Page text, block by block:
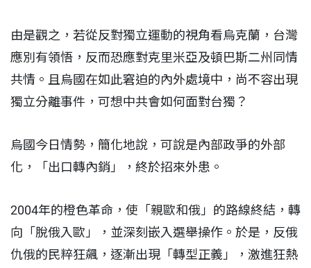
由是觀之，若從反對獨立運動的視角看烏克蘭，台灣
應別有領悟，反而恐應對克里米亞及頓巴斯二州同情
共情。且烏國在如此窘迫的內外處境中，尚不容出現
獨立分離事件，可想中共會如何面對台獨？
烏國今日情勢，簡化地說，可說是內部政爭的外部
化，「出口轉內銷」，終於招來外患。
2004年的橙色革命，使「親歐和俄」的路線終結，轉
向「脫俄入歐」，並深刻嵌入選舉操作。於是，反俄
仇俄的民粹狂飆，逐漸出現「轉型正義」，激進狂熱